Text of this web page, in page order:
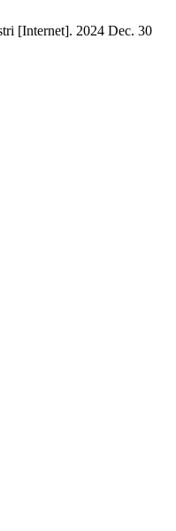
[Internet]. 2024 Dec. 30